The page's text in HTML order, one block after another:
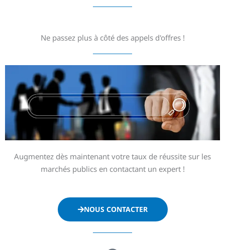
Ne passez plus à côté des appels d'offres !
Augmentez dès maintenant votre taux de réussite sur les
marchés publics en contactant un expert !
NOUS CONTACTER